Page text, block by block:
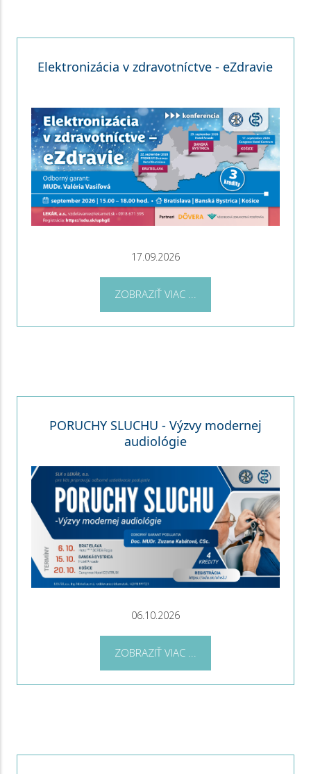
Elektronizácia v zdravotníctve - eZdravie
17.09.2026
ZOBRAZIŤ VIAC ...
PORUCHY SLUCHU - Výzvy modernej
audiológie
06.10.2026
ZOBRAZIŤ VIAC ...